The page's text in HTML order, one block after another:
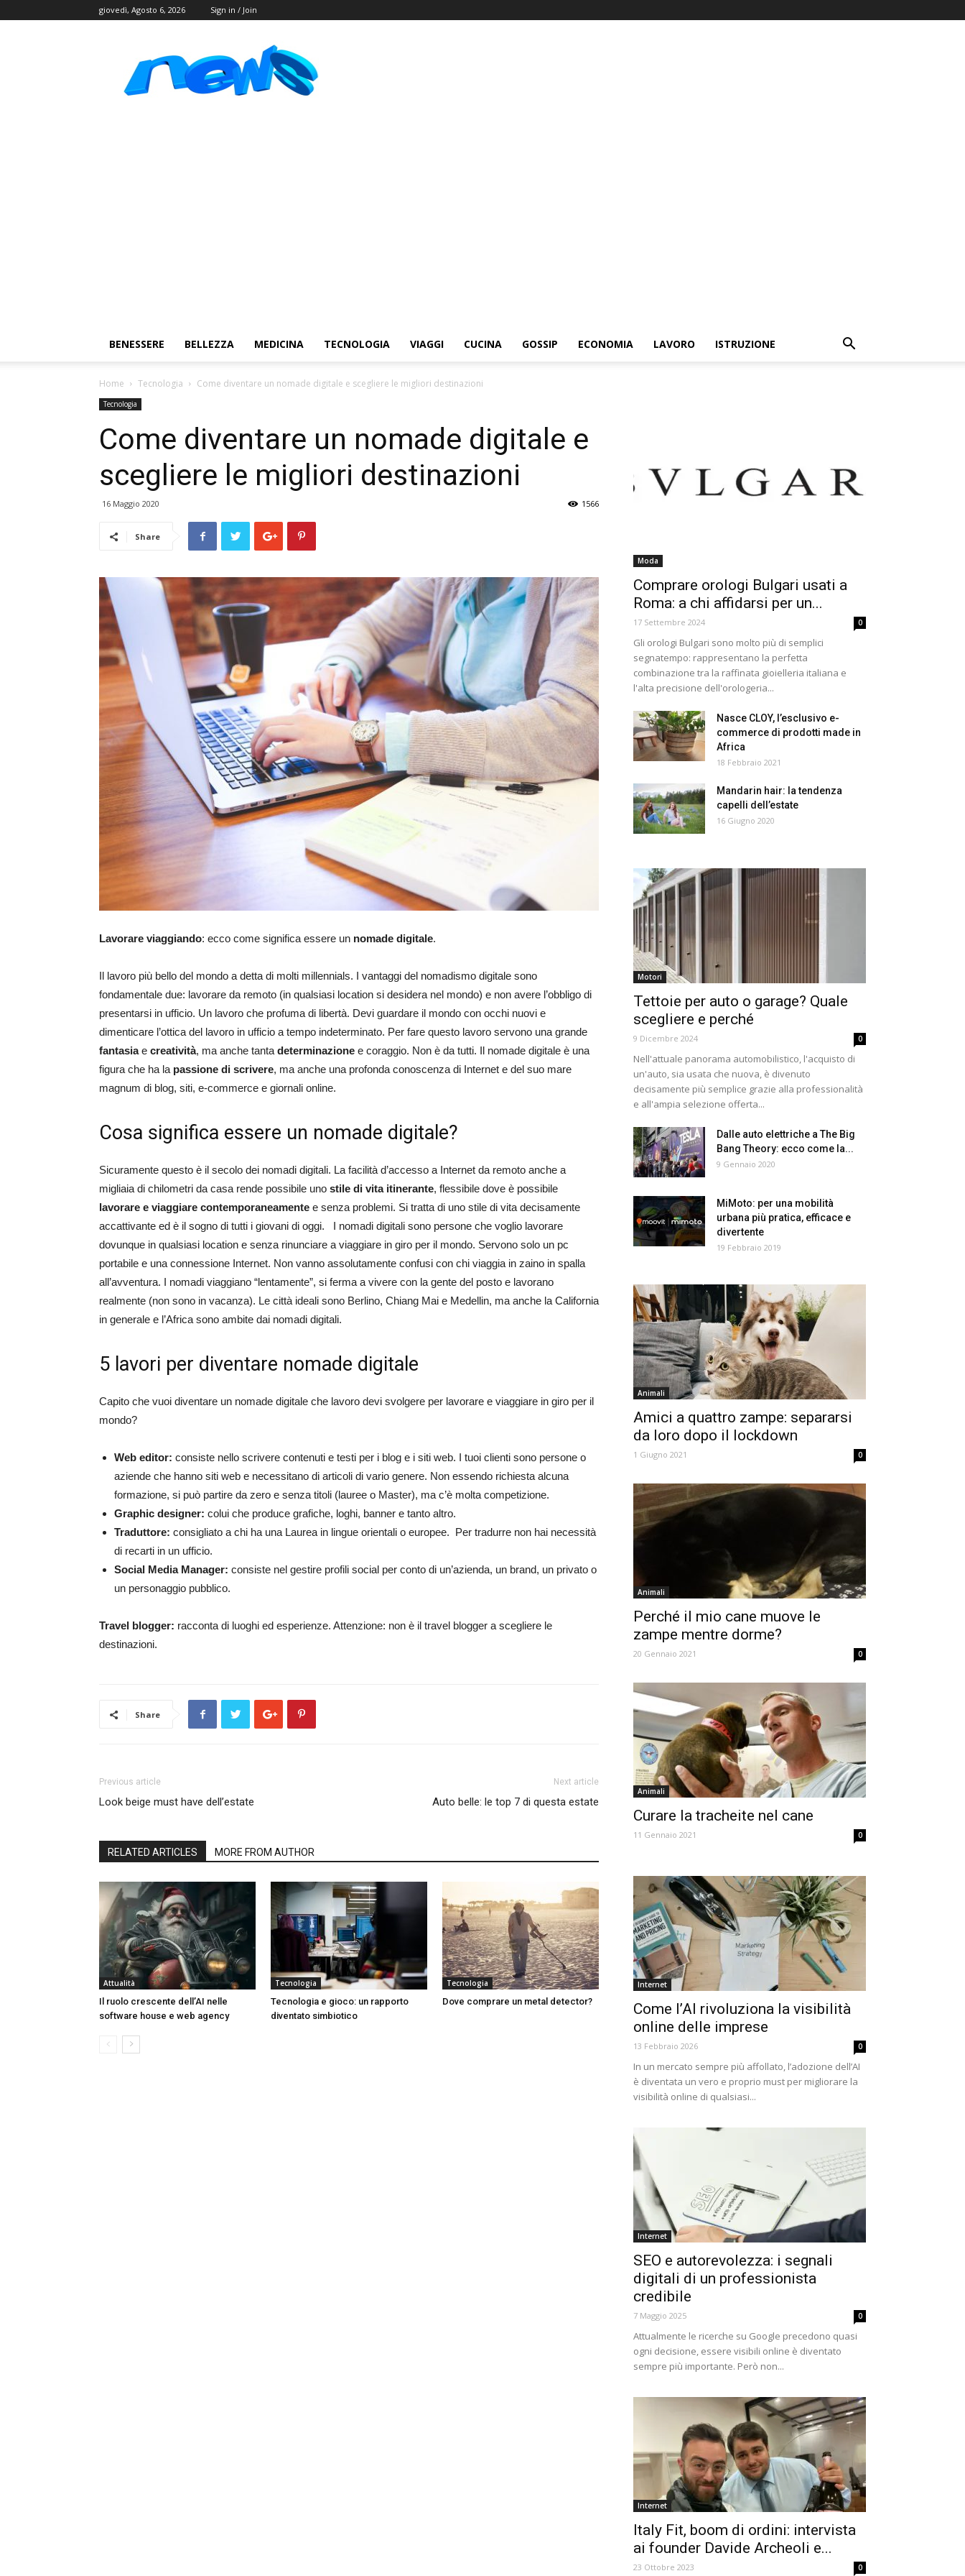
giovedì, Agosto 6, 2026 Sign in / Join
BENESSERE BELLEZZA MEDICINA TECNOLOGIA VIAGGI CUCINA GOSSIP ECONOMIA LAVORO ISTRUZIONE
Home Tecnologia Come diventare un nomade digitale e scegliere le migliori destinazioni
Tecnologia
Come diventare un nomade digitale e
scegliere le migliori destinazioni
16 Maggio 2020 1566
Share
Lavorare viaggiando: ecco come significa essere un nomade digitale.
Il lavoro più bello del mondo a detta di molti millennials. I vantaggi del nomadismo digitale sono
fondamentale due: lavorare da remoto (in qualsiasi location si desidera nel mondo) e non avere l’obbligo di
presentarsi in ufficio. Un lavoro che profuma di libertà. Devi guardare il mondo con occhi nuovi e
dimenticare l’ottica del lavoro in ufficio a tempo indeterminato. Per fare questo lavoro servono una grande
fantasiae creatività, ma anche tanta determinazione e coraggio. Non è da tutti. Il nomade digitale è una
figura che ha la passione di scrivere, ma anche una profonda conoscenza di Internet e del suo mare
magnum di blog, siti, e-commerce e giornali online.
Cosa significa essere un nomade digitale?
Sicuramente questo è il secolo dei nomadi digitali. La facilità d’accesso a Internet da remoto anche a
migliaia di chilometri da casa rende possibile uno stile di vita itinerante, flessibile dove è possibile
lavorare e viaggiare contemporaneamente e senza problemi. Si tratta di uno stile di vita decisamente
accattivante ed è il sogno di tutti i giovani di oggi. I nomadi digitali sono persone che voglio lavorare
dovunque in qualsiasi location e senza rinunciare a viaggiare in giro per il mondo. Servono solo un pc
portabile e una connessione Internet. Non vanno assolutamente confusi con chi viaggia in zaino in spalla
all’avventura. I nomadi viaggiano “lentamente”, si ferma a vivere con la gente del posto e lavorano
realmente (non sono in vacanza). Le città ideali sono Berlino, Chiang Mai e Medellin, ma anche la California
in generale e l’Africa sono ambite dai nomadi digitali.
5 lavori per diventare nomade digitale
Capito che vuoi diventare un nomade digitale che lavoro devi svolgere per lavorare e viaggiare in giro per il
mondo?
Web editor: consiste nello scrivere contenuti e testi per i blog e i siti web. I tuoi clienti sono persone o
aziende che hanno siti web e necessitano di articoli di vario genere. Non essendo richiesta alcuna
formazione, si può partire da zero e senza titoli (lauree o Master), ma c’è molta competizione.
Graphic designer: colui che produce grafiche, loghi, banner e tanto altro.
Traduttore: consigliato a chi ha una Laurea in lingue orientali o europee. Per tradurre non hai necessità
di recarti in un ufficio.
Social Media Manager: consiste nel gestire profili social per conto di un’azienda, un brand, un privato o
un personaggio pubblico.
Travel blogger: racconta di luoghi ed esperienze. Attenzione: non è il travel blogger a scegliere le
destinazioni.
Share
Previous article
Look beige must have dell’estate
Next article
Auto belle: le top 7 di questa estate
RELATED ARTICLES MORE FROM AUTHOR
Attualità
Il ruolo crescente dell’AI nelle
software house e web agency
Tecnologia
Tecnologia e gioco: un rapporto
diventato simbiotico
Tecnologia
Dove comprare un metal detector?
Moda
Comprare orologi Bulgari usati a
Roma: a chi affidarsi per un...
17 Settembre 2024 0
Gli orologi Bulgari sono molto più di semplici
segnatempo: rappresentano la perfetta
combinazione tra la raffinata gioielleria italiana e
l'alta precisione dell'orologeria...
Nasce CLOY, l’esclusivo e-
commerce di prodotti made in
Africa
18 Febbraio 2021
Mandarin hair: la tendenza
capelli dell’estate
16 Giugno 2020
Motori
Tettoie per auto o garage? Quale
scegliere e perché
9 Dicembre 2024 0
Nell'attuale panorama automobilistico, l'acquisto di
un'auto, sia usata che nuova, è divenuto
decisamente più semplice grazie alla professionalità
e all'ampia selezione offerta...
Dalle auto elettriche a The Big
Bang Theory: ecco come la...
9 Gennaio 2020
MiMoto: per una mobilità
urbana più pratica, efficace e
divertente
19 Febbraio 2019
Animali
Amici a quattro zampe: separarsi
da loro dopo il lockdown
1 Giugno 2021 0
Animali
Perché il mio cane muove le
zampe mentre dorme?
20 Gennaio 2021 0
Animali
Curare la tracheite nel cane
11 Gennaio 2021 0
Internet
Come l’AI rivoluziona la visibilità
online delle imprese
13 Febbraio 2026 0
In un mercato sempre più affollato, l’adozione dell’AI
è diventata un vero e proprio must per migliorare la
visibilità online di qualsiasi...
Internet
SEO e autorevolezza: i segnali
digitali di un professionista
credibile
7 Maggio 2025 0
Attualmente le ricerche su Google precedono quasi
ogni decisione, essere visibili online è diventato
sempre più importante. Però non...
Internet
Italy Fit, boom di ordini: intervista
ai founder Davide Archeoli e...
23 Ottobre 2023 0